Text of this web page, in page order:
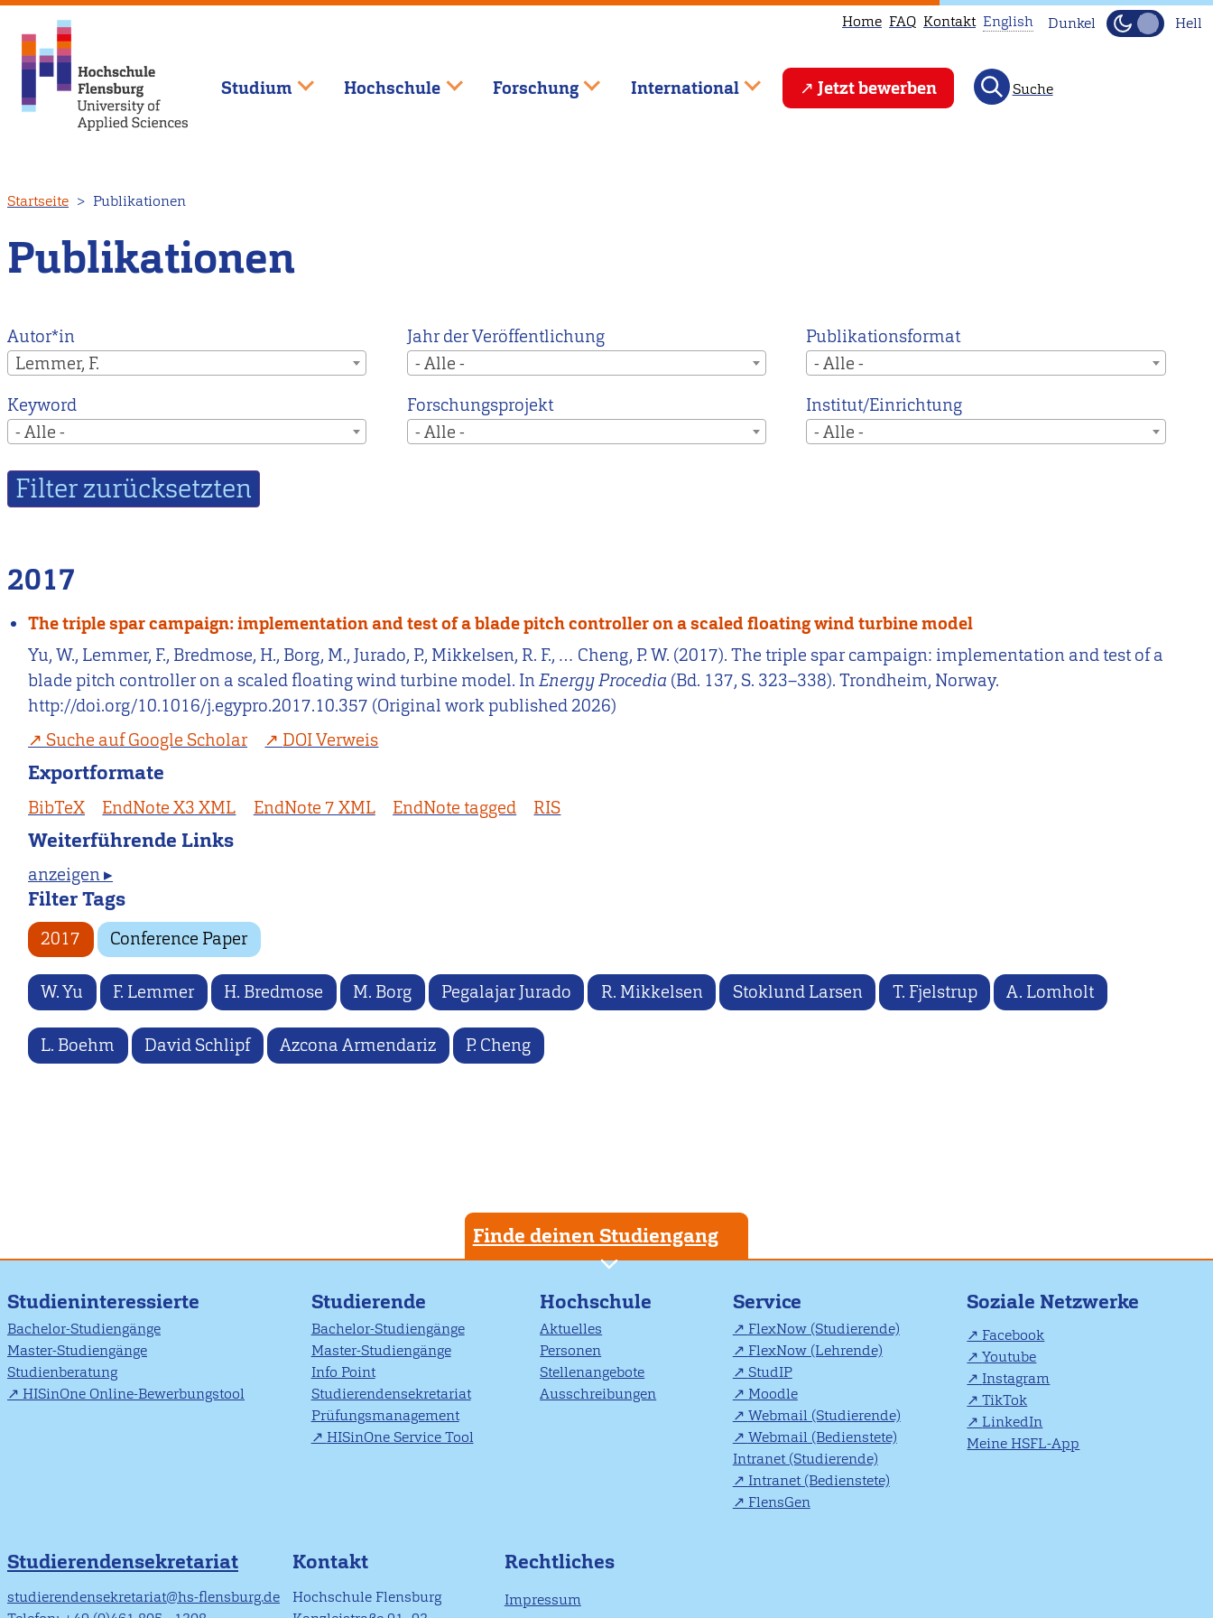
zum
Inhalt
Home FAQ Kontakt
This
page
main
page
English Dunkel Hell
Studium Hochschule Forschung International Jetzt bewerben Suche
Startseite Publikationen
Publikationen
Autor*in
Lemmer, F.
Jahr der Veröffentlichung
- Alle -
Publikationsformat
- Alle -
Keyword
- Alle -
Forschungsprojekt
- Alle -
Institut/Einrichtung
- Alle -
2017
The triple spar campaign: implementation and test of a blade pitch controller on a scaled floating wind turbine model
Yu, W., Lemmer, F., Bredmose, H., Borg, M., Jurado, P., Mikkelsen, R. F., … Cheng, P. W. (2017). The triple spar campaign: implementation and test of a
blade pitch controller on a scaled floating wind turbine model. InEnergy Procedia (Bd. 137, S. 323–338). Trondheim, Norway.
http://doi.org/10.1016/j.egypro.2017.10.357 (Original work published 2026)
Suche auf Google Scholar
DOI Verweis
Exportformate
BibTeX EndNote X3 XML EndNote 7 XML EndNote tagged RIS
Weiterführende Links
anzeigen ▸
Filter Tags
2017 Conference Paper
W. Yu F. Lemmer H. Bredmose M. Borg Pegalajar Jurado R. Mikkelsen Stoklund Larsen T. Fjelstrup A. Lomholt
L. Boehm David Schlipf Azcona Armendariz P. Cheng
Finde deinen Studiengang
Studieninteressierte
Bachelor-Studiengänge
Master-Studiengänge
Studienberatung
HISinOne Online-Bewerbungstool
Studierende
Bachelor-Studiengänge
Master-Studiengänge
Info Point
Studierendensekretariat
Prüfungsmanagement
HISinOne Service Tool
Hochschule
Aktuelles
Personen
Stellenangebote
Ausschreibungen
Service
FlexNow (Studierende)
FlexNow (Lehrende)
StudIP
Moodle
Webmail (Studierende)
Webmail (Bedienstete)
Intranet (Studierende)
Intranet (Bedienstete)
FlensGen
Soziale Netzwerke
Facebook
Youtube
Instagram
TikTok
LinkedIn
Meine HSFL-App
Studierendensekretariat
studierendensekretariat@hs-flensburg.de
Kontakt
Hochschule Flensburg
Rechtliches
Impressum